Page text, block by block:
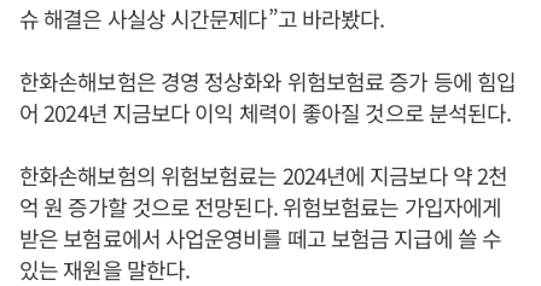
슈 해결은 사실상 시간문제다”고 바라봤다.
한화손해보험은 경영 정상화와 위험보험료 증가 등에 힘입
어 2024년 지금보다 이익 체력이 좋아질 것으로 분석된다.
한화손해보험의 위험보험료는 2024년에 지금보다 약 2천
억 원 증가할 것으로 전망된다. 위험보험료는 가입자에게
받은 보험료에서 사업운영비를 떼고 보험금 지급에 쓸 수
있는 재원을 말한다.